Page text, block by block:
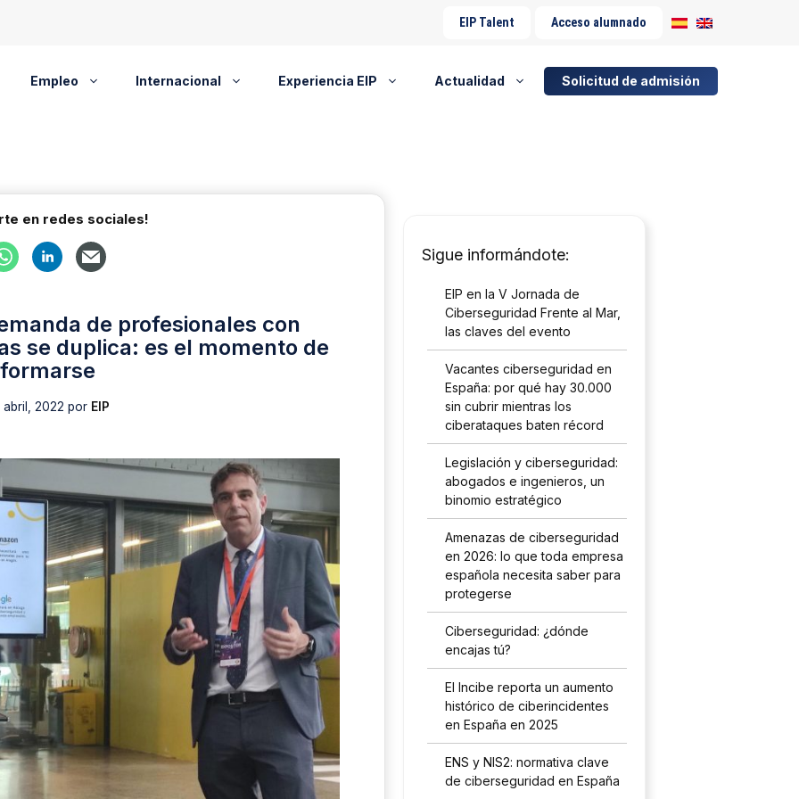
EIP Talent Acceso alumnado
Empleo Internacional Experiencia EIP Actualidad Solicitud de admisión
en redes sociales!
de profesionales con
se duplica: es el momento de
formarse
abril, 2022 por EIP
Sigue informándote:
EIP en la V Jornada de
Ciberseguridad Frente al Mar,
las claves del evento
Vacantes ciberseguridad en
España: por qué hay 30.000
sin cubrir mientras los
ciberataques baten récord
Legislación y ciberseguridad:
abogados e ingenieros, un
binomio estratégico
Amenazas de ciberseguridad
en 2026: lo que toda empresa
española necesita saber para
protegerse
Ciberseguridad: ¿dónde
encajas tú?
El Incibe reporta un aumento
histórico de ciberincidentes
en España en 2025
ENS y NIS2: normativa clave
de ciberseguridad en España